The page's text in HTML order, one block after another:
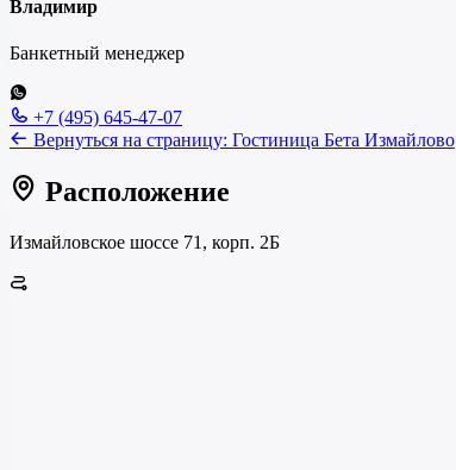
Владимир
Банкетный менеджер
+7 (495) 645-47-07
Вернуться на страницу: Гостиница Бета Измайлово
Расположение
Измайловское шоссе 71, корп. 2Б